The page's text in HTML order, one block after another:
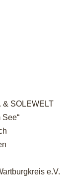
& SOLEWELT
e.V.